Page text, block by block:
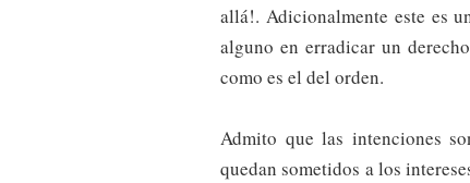
allá!. Adicionalmente este es
alguno en erradicar un
como es el del orden.
Admito que las intenciones
quedan sometidos a los